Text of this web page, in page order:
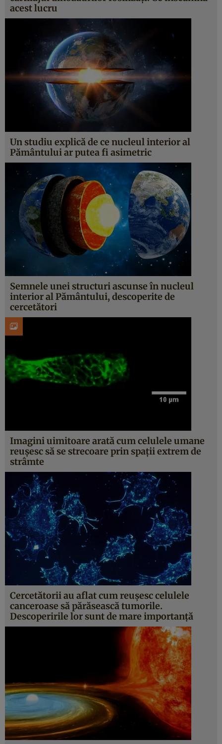
acest lucru
Un studiu explică de ce nucleul interior al
Pământului ar putea fi asimetric
Semnele unei structuri ascunse în nucleul
interior al Pământului, descoperite de
cercetători
Imagini uimitoare arată cum celulele umane
reușesc să se strecoare prin spații extrem de
strâmte
Cercetătorii au aflat cum reușesc celulele
canceroase să părăsească tumorile.
Descoperirile lor sunt de mare importanță